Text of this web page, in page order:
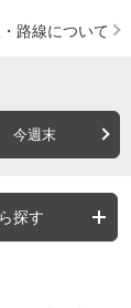
路線について
今週末
探す